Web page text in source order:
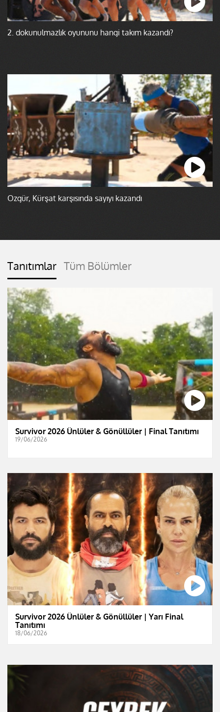
2. dokunulmazlık oyununu hangi takım kazandı?
Özgür, Kürşat karşısında sayıyı kazandı
Tanıtımlar Tüm Bölümler
Survivor 2026 Ünlüler & Gönüllüler | Final Tanıtımı
19/06/2026
Survivor 2026 Ünlüler & Gönüllüler | Yarı Final
Tanıtımı
18/06/2026